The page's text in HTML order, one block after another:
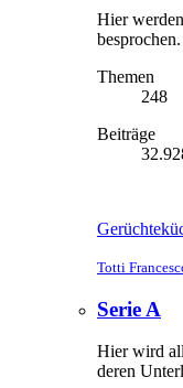
Hier
besprochen.
Themen
248
Beiträge
Totti
Serie A
Hier wird
deren